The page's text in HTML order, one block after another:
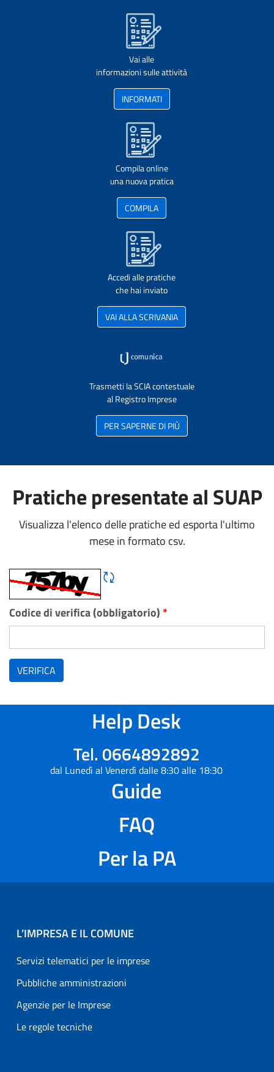
Vai alle
informazioni sulle attività
INFORMATI
Compila online
una nuova pratica
COMPILA
Accedi alle pratiche
che hai inviato
VAI ALLA SCRIVANIA
Trasmetti la SCIA contestuale
al Registro Imprese
PER SAPERNE DI PIÙ
Pratiche presentate al SUAP
Visualizza l'elenco delle pratiche ed esporta l'ultimo
mese in formato csv.
Rigene CAPTCHA
Codice di verifica (obbligatorio) *
VERIFICA
Help Desk
Tel. 0664892892
dal Lunedì al Venerdì dalle 8:30 alle 18:30
Guide
FAQ
Per la PA
L’IMPRESA E IL COMUNE
Servizi telematici per le imprese
Pubbliche amministrazioni
Agenzie per le Imprese
Le regole tecniche